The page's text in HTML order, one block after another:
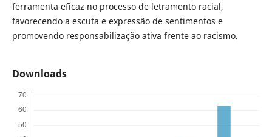
ferramenta eficaz no processo de letramento racial,
favorecendo a escuta e expressão de sentimentos e
promovendo responsabilização ativa frente ao racismo.
Downloads